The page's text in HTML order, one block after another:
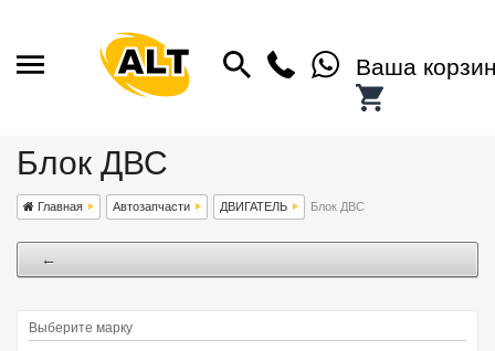
Ваша
Блок ДВС
Главная Автозапчасти ДВИГАТЕЛЬ Блок ДВС
←
Выберите марку